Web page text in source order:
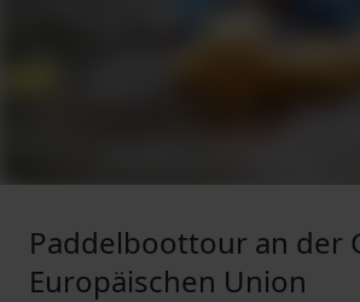
Paddelboottour an der
Europäischen Union